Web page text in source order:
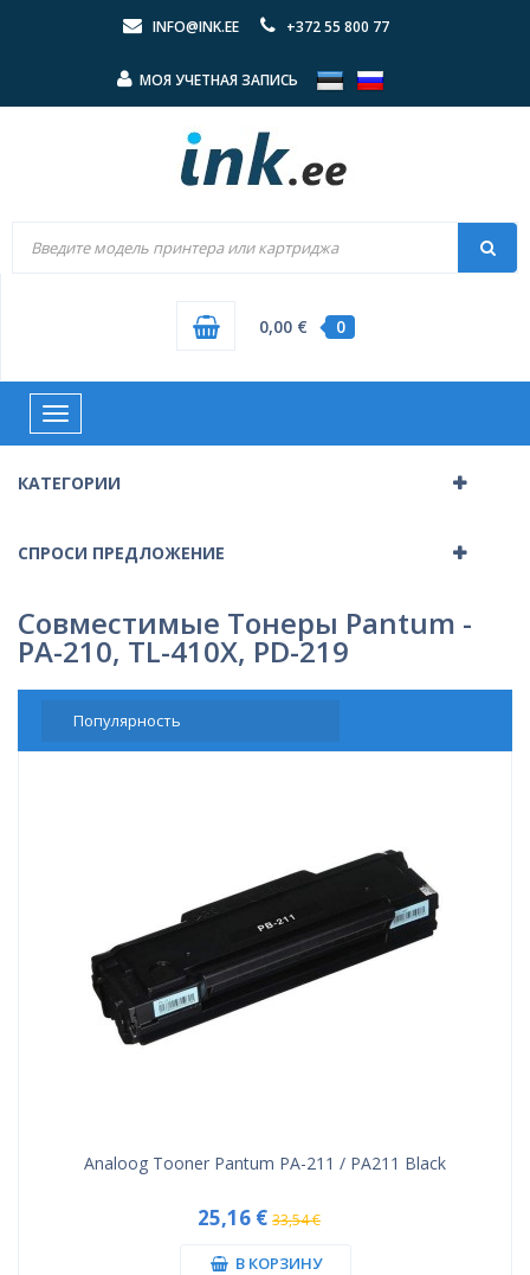
INFO@INK.EE +372 55 800 77
МОЯ УЧЕТНАЯ ЗАПИСЬ
0
0,00 €
Toggle
navigation
КАТЕГОРИИ
СПРОСИ ПРЕДЛОЖЕНИЕ
Совместимые Тонеры Pantum -
PA-210, TL-410X, PD-219
Analoog Tooner Pantum PA-211 / PA211 Black
25,16 € 33,54 €
В КОРЗИНУ